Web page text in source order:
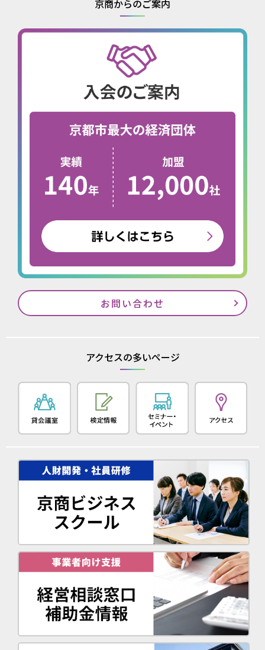
京商からのご案内
お問い合わせ
アクセスの多いページ